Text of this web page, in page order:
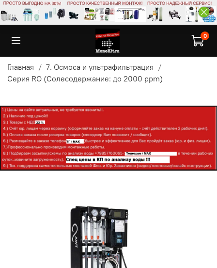
0
Главная
7. Осмоса и ультрафильтрация
Серия RO (Солесодержание: до 2000 ppm)